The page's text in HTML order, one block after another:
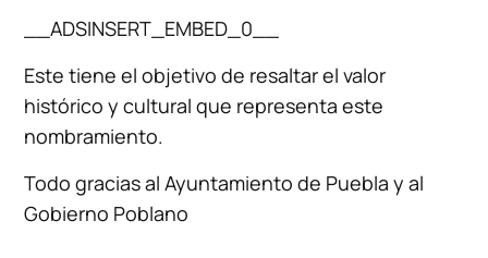
__ADSINSERT_EMBED_0__
Este tiene el objetivo de resaltar el valor
histórico y cultural que representa este
nombramiento.
Todo gracias al Ayuntamiento de Puebla y al
Gobierno Poblano